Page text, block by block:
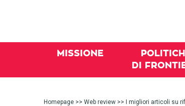
MISSIONE
DI
Homepage >> Web review >> I migliori articoli su